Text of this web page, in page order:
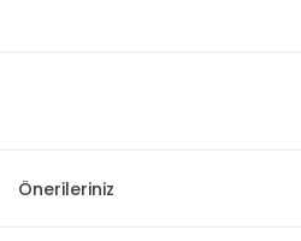
Önerileriniz